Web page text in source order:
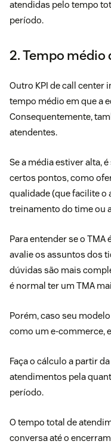
atendidas pelo tempo
período.
2. Tempo médio
Outro KPI de call center
tempo médio em que a
Consequentemente,
atendentes.
Se a média estiver alta,
certos pontos, como
qualidade (que facilite o
treinamento do time ou
Para entender se o
avalie os assuntos dos
dúvidas são mais
é normal ter um TMA
Porém, caso seu
como um e-commerce,
Faça o cálculo a partir
atendimentos pela
período.
O tempo total de
conversa até o